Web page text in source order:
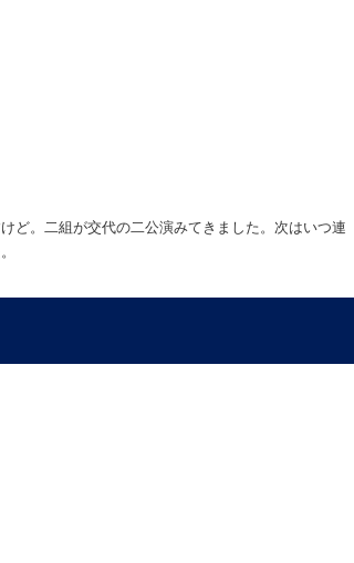
ど。二組が交代の二公演みてきました。次はいつ連